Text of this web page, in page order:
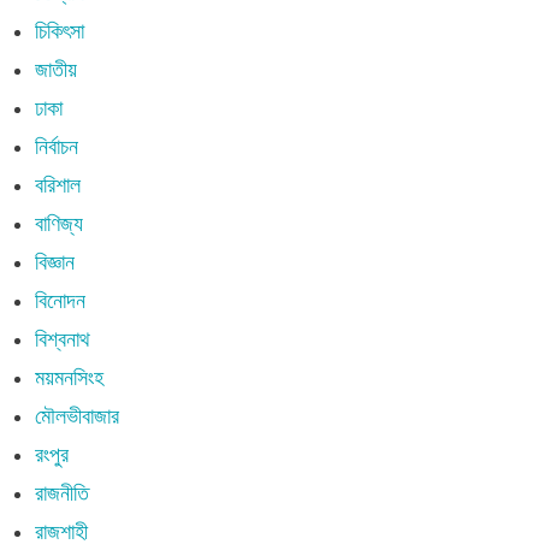
চিকিৎসা
জাতীয়
ঢাকা
নির্বাচন
বরিশাল
বাণিজ্য
বিজ্ঞান
বিনোদন
বিশ্বনাথ
ময়মনসিংহ
মৌলভীবাজার
রংপুর
রাজনীতি
রাজশাহী